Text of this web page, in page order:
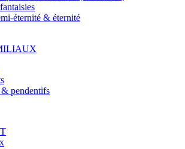
éternité & éternité
pendentifs